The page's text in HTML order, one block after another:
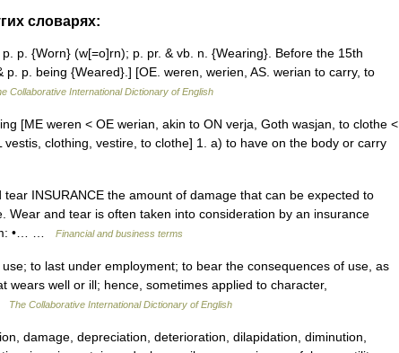
словарях:
p. {Worn} (w[=o]rn); p. pr. & vb. n. {Wearing}. Before the 15th
p. being {Weared}.] [OE. weren, werien, AS. werian to carry, to
Collaborative International Dictionary of English
[ME weren < OE werian, akin to ON verja, Goth wasjan, to clothe <
clothing, vestire, to clothe] 1. a) to have on the body or carry
INSURANCE the amount of damage that can be expected to
Wear and tear is often taken into consideration by an insurance
•… …
Financial and business terms
to last under employment; to bear the consequences of use, as
wears well or ill; hence, sometimes applied to character,
The Collaborative International Dictionary of English
damage, depreciation, deterioration, dilapidation, diminution,